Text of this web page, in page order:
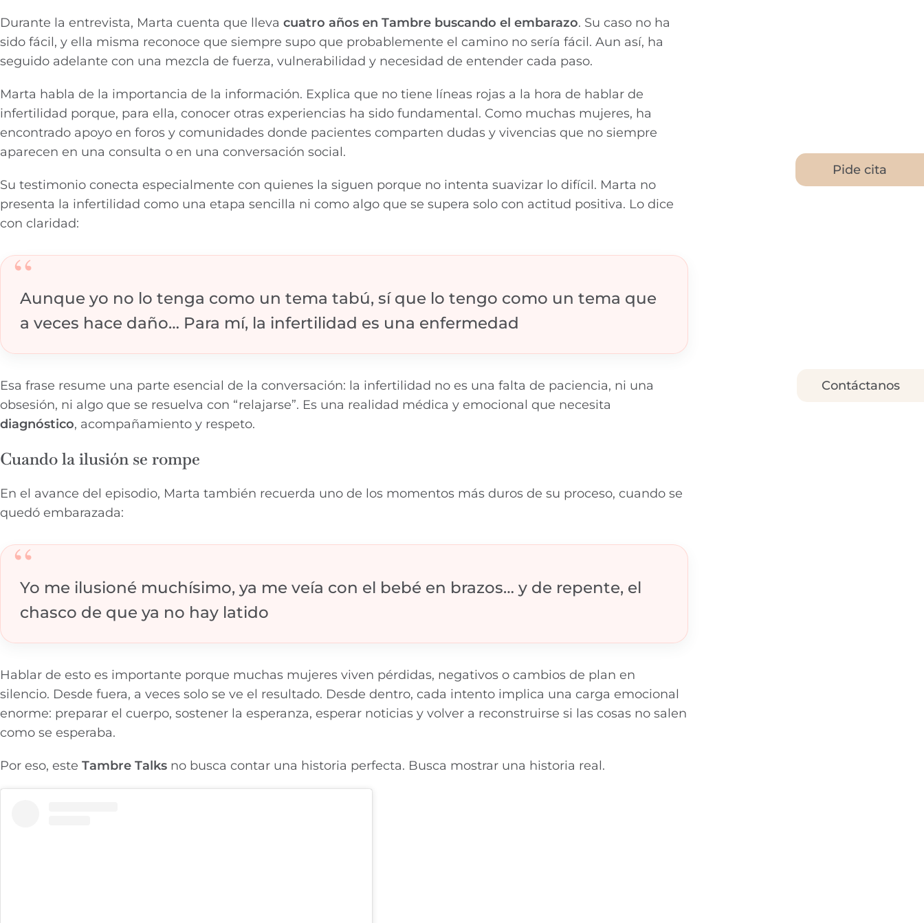
Durante la entrevista, Marta cuenta que lleva cuatro años en Tambre buscando el embarazo. Su caso no ha
sido fácil, y ella misma reconoce que siempre supo que probablemente el camino no sería fácil. Aun así, ha
seguido adelante con una mezcla de fuerza, vulnerabilidad y necesidad de entender cada paso.
Marta habla de la importancia de la información. Explica que no tiene líneas rojas a la hora de hablar de
infertilidad porque, para ella, conocer otras experiencias ha sido fundamental. Como muchas mujeres, ha
encontrado apoyo en foros y comunidades donde pacientes comparten dudas y vivencias que no siempre
aparecen en una consulta o en una conversación social.
Su testimonio conecta especialmente con quienes la siguen porque no intenta suavizar lo difícil. Marta no
presenta la infertilidad como una etapa sencilla ni como algo que se supera solo con actitud positiva. Lo dice
con claridad:
“
Aunque yo no lo tenga como un tema tabú, sí que lo tengo como un tema que
a veces hace daño… Para mí, la infertilidad es una enfermedad
Esa frase resume una parte esencial de la conversación: la infertilidad no es una falta de paciencia, ni una
obsesión, ni algo que se resuelva con “relajarse”. Es una realidad médica y emocional que necesita
diagnóstico, acompañamiento y respeto.
Cuando la ilusión se rompe
En el avance del episodio, Marta también recuerda uno de los momentos más duros de su proceso, cuando se
quedó embarazada:
“
Yo me ilusioné muchísimo, ya me veía con el bebé en brazos… y de repente, el
chasco de que ya no hay latido
Hablar de esto es importante porque muchas mujeres viven pérdidas, negativos o cambios de plan en
silencio. Desde fuera, a veces solo se ve el resultado. Desde dentro, cada intento implica una carga emocional
enorme: preparar el cuerpo, sostener la esperanza, esperar noticias y volver a reconstruirse si las cosas no salen
como se esperaba.
Por eso, este Tambre Talks no busca contar una historia perfecta. Busca mostrar una historia real.
Pide cita
Contáctanos